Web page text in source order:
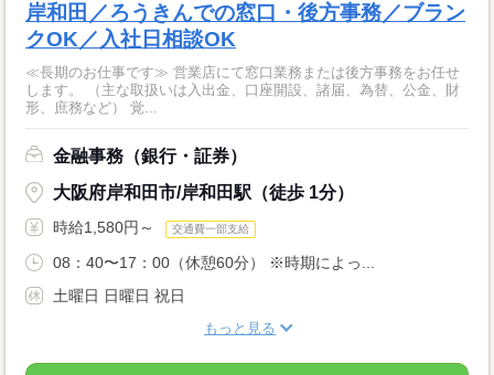
岸和田／ろうきんでの窓口・後方事務／ブラン
クOK／入社日相談OK
≪長期のお仕事です≫ 営業店にて窓口業務または後方事務をお任せ
します。 （主な取扱いは入出金、口座開設、諸届、為替、公金、財
形、庶務など） 覚...
金融事務（銀行・証券）
大阪府岸和田市/岸和田駅（徒歩 1分）
時給1,580円～ 交通費一部支給
08：40〜17：00（休憩60分） ※時期によっ...
土曜日 日曜日 祝日
もっと見る